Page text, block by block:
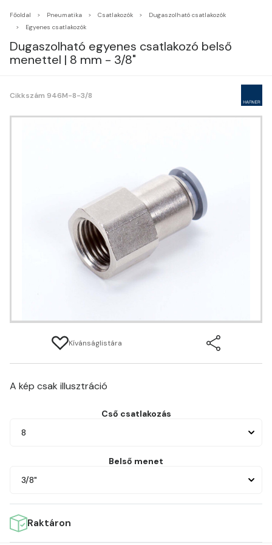
Főoldal Pneumatika Csatlakozók
Dugaszolható csatlakozók
Egyenes csatlakozók
Dugaszolható egyenes csatlakozó belső
menettel | 8 mm - 3/8"
Cikkszám 946M-8-3/8
Kívánságlistára
A kép csak illusztráció
Cső csatlakozás
8
Belső menet
3/8"
Raktáron